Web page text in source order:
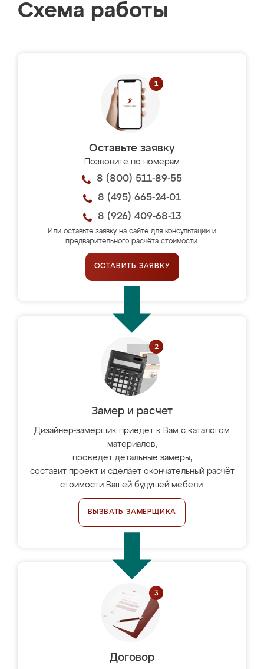
Схема работы
Оставьте заявку
Позвоните по номерам
8 (800) 511-89-55
8 (495) 665-24-01
8 (926) 409-68-13
Или оставьте заявку на сайте для консультации и
предварительного расчёта стоимости.
ОСТАВИТЬ ЗАЯВКУ
Замер и расчет
Дизайнер-замерщик приедет к Вам с каталогом
материалов,
проведёт детальные замеры,
составит проект и сделает окончательный расчёт
стоимости Вашей будущей мебели.
ВЫЗВАТЬ ЗАМЕРЩИКА
Договор